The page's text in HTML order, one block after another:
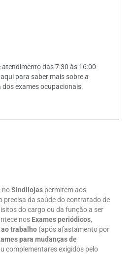
atendimento das 7:30 às 16:00
para saber mais sobre a
exames ocupacionais.
noSindilojas permitem aos
precisa da saúde do contratado de
do cargo ou da função a ser
nos Exames periódicos,
ao trabalho (após afastamento por
para mudanças de
complementares exigidos pelo